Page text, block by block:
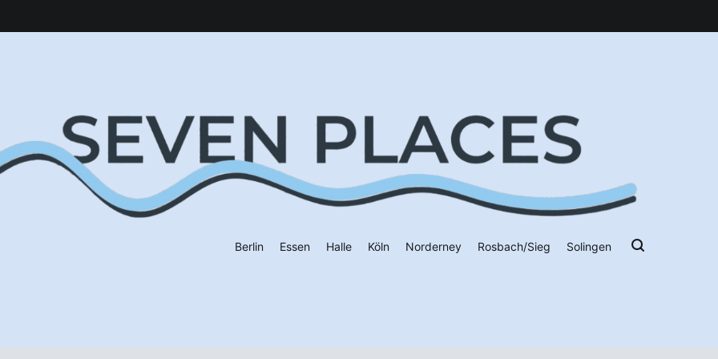
Berlin Essen Halle Köln Norderney Rosbach/Sieg Solingen